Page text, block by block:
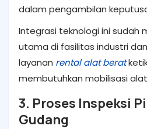
dalam pengambilan
Integrasi teknologi ini sudah
utama di fasilitas industri
layanan rental alat berat
membutuhkan mobilisasi alat
3. Proses Inspeksi
Gudang